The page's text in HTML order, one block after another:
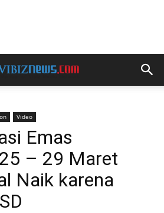
Video
Emas
– 29 Maret
Naik karena